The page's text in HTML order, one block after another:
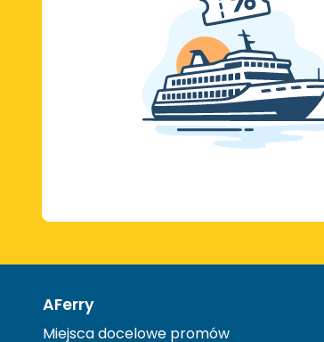
AFerry
Miejsca docelowe promów